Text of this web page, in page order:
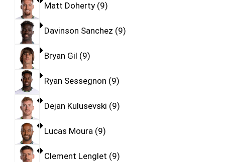
Matt Doherty 9
Davinson Sanchez 9
Bryan Gil 9
Ryan Sessegnon 9
Dejan Kulusevski 9
Lucas Moura 9
Clement Lenglet 9